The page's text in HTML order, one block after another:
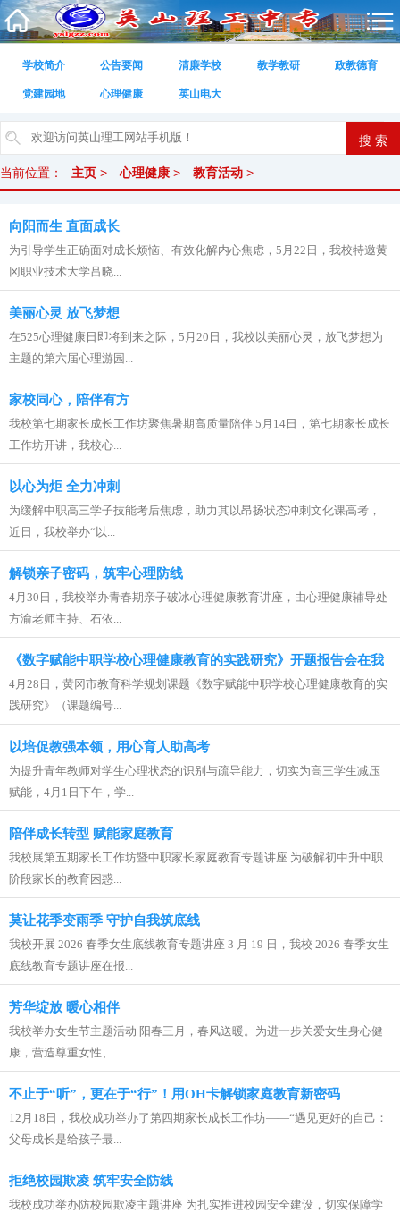
学校简介 公告要闻 清廉学校 教学教研 政教德育
党建园地 心理健康 英山电大
当前位置： 主页 > 心理健康 > 教育活动 >
向阳而生 直面成长
为引导学生正确面对成长烦恼、有效化解内心焦虑，5月22日，我校特邀黄
冈职业技术大学吕晓...
美丽心灵 放飞梦想
在525心理健康日即将到来之际，5月20日，我校以美丽心灵，放飞梦想为
主题的第六届心理游园...
家校同心，陪伴有方
我校第七期家长成长工作坊聚焦暑期高质量陪伴 5月14日，第七期家长成长
工作坊开讲，我校心...
以心为炬 全力冲刺
为缓解中职高三学子技能考后焦虑，助力其以昂扬状态冲刺文化课高考，
近日，我校举办“以...
解锁亲子密码，筑牢心理防线
4月30日，我校举办青春期亲子破冰心理健康教育讲座，由心理健康辅导处
方渝老师主持、石依...
《数字赋能中职学校心理健康教育的实践研究》开题报告会在我
校顺利召开
4月28日，黄冈市教育科学规划课题《数字赋能中职学校心理健康教育的实
践研究》（课题编号...
以培促教强本领，用心育人助高考
为提升青年教师对学生心理状态的识别与疏导能力，切实为高三学生减压
赋能，4月1日下午，学...
陪伴成长转型 赋能家庭教育
我校展第五期家长工作坊暨中职家长家庭教育专题讲座 为破解初中升中职
阶段家长的教育困惑...
莫让花季变雨季 守护自我筑底线
我校开展 2026 春季女生底线教育专题讲座 3 月 19 日，我校 2026 春季女生
底线教育专题讲座在报...
芳华绽放 暖心相伴
我校举办女生节主题活动 阳春三月，春风送暖。为进一步关爱女生身心健
康，营造尊重女性、...
不止于“听”，更在于“行”！用OH卡解锁家庭教育新密码
12月18日，我校成功举办了第四期家长成长工作坊——“遇见更好的自己：
父母成长是给孩子最...
拒绝校园欺凌 筑牢安全防线
我校成功举办防校园欺凌主题讲座 为扎实推进校园安全建设，切实保障学